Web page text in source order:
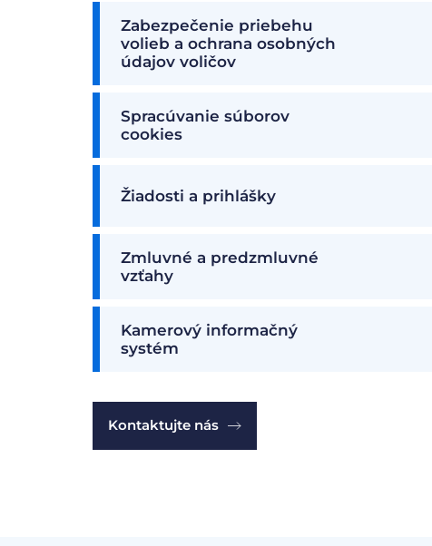
Zabezpečenie priebehu
volieb a ochrana osobných
údajov voličov
Spracúvanie súborov
cookies
Žiadosti a prihlášky
Zmluvné a predzmluvné
vzťahy
Kamerový informačný
systém
Kontaktujte nás